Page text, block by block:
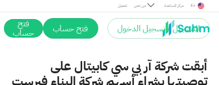
تحميل من نحن مركز المساعدة En
التسجيل / تسجيل الدخول فتح حساب فتح
حساب
أبقت شركة آر بي سي كابيتال على